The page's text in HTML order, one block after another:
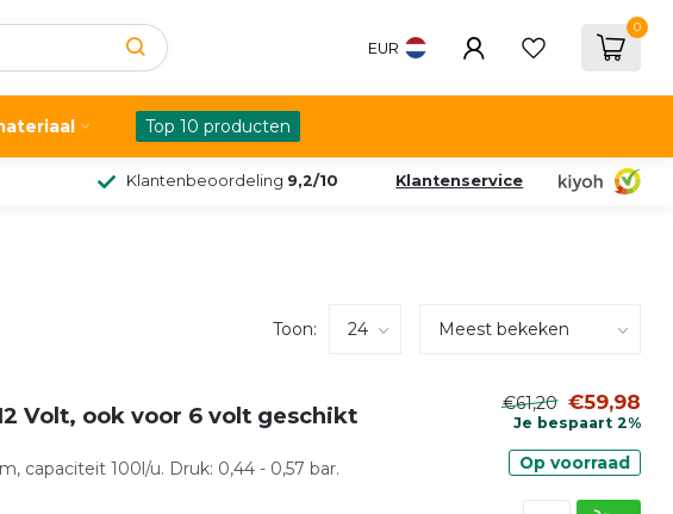
EUR
0
Top 10 producten
Klantenbeoordeling 9,2/10 Klantenservice
Toon:
Volt, ook voor 6 volt geschikt
capaciteit 100l/u. Druk: 0,44 - 0,57 bar.
€61,20 €59,98
Je bespaart 2%
Op voorraad